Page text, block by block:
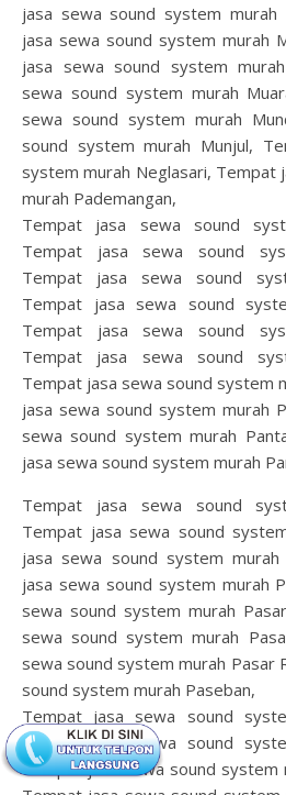
jasa sewa sound system
jasa sewa sound system murah
jasa sewa sound system
sewa sound system murah
sewa sound system murah
sound system murah Munjul,
system murah Neglasari, Tempat
murah Pademangan,
Tempat jasa sewa sound
Tempat jasa sewa sound
Tempat jasa sewa sound
Tempat jasa sewa sound
Tempat jasa sewa sound
Tempat jasa sewa sound
Tempat jasa sewa sound system
jasa sewa sound system murah
sewa sound system murah
jasa sewa sound system murah
Tempat jasa sewa sound
Tempat jasa sewa sound
jasa sewa sound system
jasa sewa sound system murah
sewa sound system murah
sewa sound system murah
sewa sound system murah Pasar
sound system murah Paseban,
Tempat jasa sewa sound
Tempat jasa sewa sound
Tempat jasa sewa sound system